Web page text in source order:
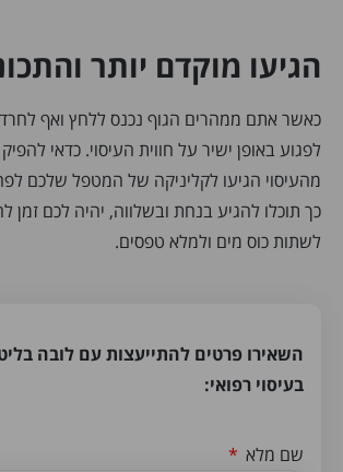
הגיעו מוקדם יותר
כאשר אתם ממהרים הגוף נכנס ללחץ ואף
לפגוע באופן ישיר על חווית העיסוי. כדאי
כך תוכלו להגיע בנחת ובשלווה, יהיה לכם זמן
לשתות כוס מים ולמלא טפסים.
השאירו פרטים להתייעצות עם לובה
בעיסוי רפואי:
שם מלא